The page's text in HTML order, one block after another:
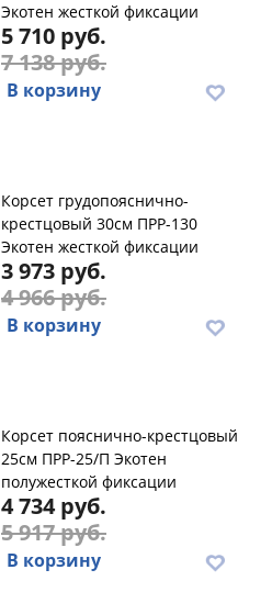
Экотен жесткой фиксации
5 710 руб.
7 138 руб.
В корзину
Корсет грудопояснично-
крестцовый 30см ПРР-130
Экотен жесткой фиксации
3 973 руб.
4 966 руб.
В корзину
Корсет пояснично-крестцовый
25см ПРР-25/П Экотен
полужесткой фиксации
4 734 руб.
5 917 руб.
В корзину